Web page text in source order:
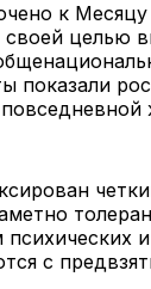
к
целью
показали
с